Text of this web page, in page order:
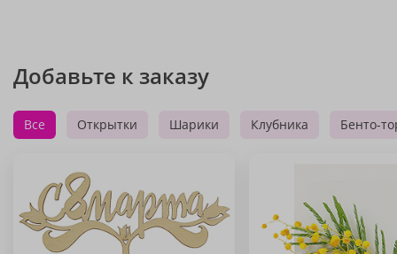
Добавьте к заказу
Все Открытки Шарики Клубника Бенто-